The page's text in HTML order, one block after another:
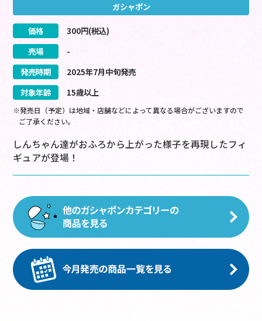
ガシャポン
価格 300円(税込)
売場
-
発売時期
2025年7月中旬発売
対象年齢
15歳以上
※発売日（予定）は地域・店舗などによって異なる場合がございますので
ご了承ください。
しんちゃん達がおふろから上がった様子を再現したフィ
ギュアが登場！